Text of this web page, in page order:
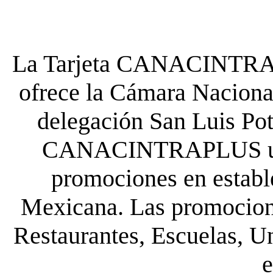
La Tarjeta
ofrece la Cámara
delegación San Luis
CANACINTRAPLUS
promociones en
Mexicana. Las
Restaurantes, Escuelas,